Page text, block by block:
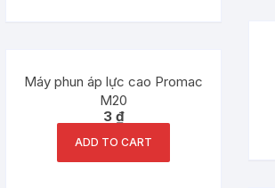
Máy phun áp lực cao Promac
M20
3 ₫
ADD TO CART